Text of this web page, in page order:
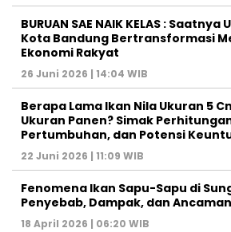
BURUAN SAE NAIK KELAS :
Kota Bandung Bertransformasi
Ekonomi Rakyat
26 Juni 2026 | 14:04 WIB
Berapa Lama Ikan Nila Ukuran 5
Ukuran Panen? Simak
Pertumbuhan, dan Potensi
22 Juni 2026 | 11:09 WIB
Fenomena Ikan Sapu-Sapu di
Penyebab, Dampak, dan
18 April 2026 | 06:20 WIB